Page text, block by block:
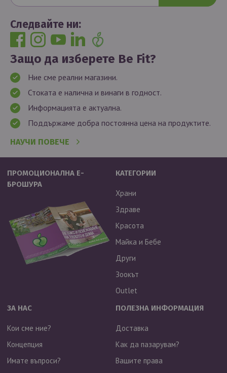
Следвайте ни:
Защо да изберете Be Fit?
Ние сме реални магазини.
Стоката е налична и винаги в годност.
Информацията е актуална.
Поддържаме добра постоянна цена на продуктите.
НАУЧИ ПОВЕЧЕ
ПРОМОЦИОНАЛНА Е-
БРОШУРА
КАТЕГОРИИ
Храни
Здраве
Красота
Майка и Бебе
Други
Зоокът
Outlet
ЗА НАС
Кои сме ние?
Концепция
Имате въпроси?
ПОЛЕЗНА ИНФОРМАЦИЯ
Доставка
Как да пазарувам?
Вашите права